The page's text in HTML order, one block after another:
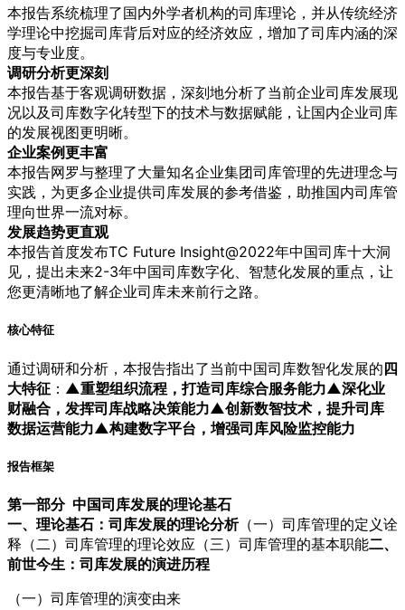
本报告系统梳理了国内外学者机构的司库理论，并从传统经济
学理论中挖掘司库背后对应的经济效应，增加了司库内涵的深
度与专业度。
调研分析更深刻
本报告基于客观调研数据，深刻地分析了当前企业司库发展现
况以及司库数字化转型下的技术与数据赋能，让国内企业司库
的发展视图更明晰。
企业案例更丰富
本报告网罗与整理了大量知名企业集团司库管理的先进理念与
实践，为更多企业提供司库发展的参考借鉴，助推国内司库管
理向世界一流对标。
发展趋势更直观
本报告首度发布TC Future Insight@2022年中国司库十大洞
见，提出未来2-3年中国司库数字化、智慧化发展的重点，让
您更清晰地了解企业司库未来前行之路。
核心特征
通过调研和分析，本报告指出了当前中国司库数智化发展的四
大特征 ： ▲重塑组织流程，打造司库综合服务能力▲深化业
财融合，发挥司库战略决策能力▲创新数智技术，提升司库
数据运营能力▲构建数字平台，增强司库风险监控能力
报告框架
第一部分 中国司库发展的理论基石
一、理论基石：司库发展的理论分析（一）司库管理的定义诠
释（二）司库管理的理论效应（三）司库管理的基本职能二、
前世今生：司库发展的演进历程
（一）司库管理的演变由来